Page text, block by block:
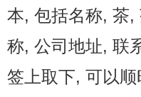
本, 包括名称, 茶,
称, 公司地址, 联
签上取下, 可以